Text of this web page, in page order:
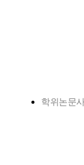
학위논문